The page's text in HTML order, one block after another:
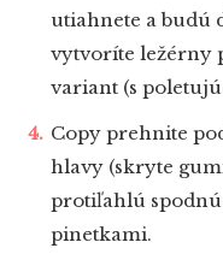
utiahnete a budú
vytvoríte ležérny
variant (s
Copy prehnite
hlavy (skryte
protiľahlú
pinetkami.